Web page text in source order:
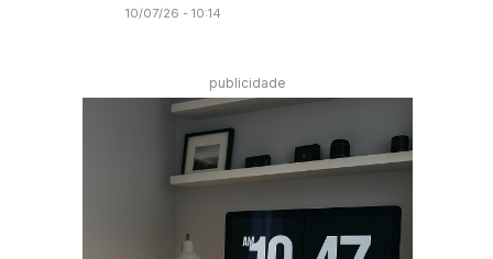
10/07/26 - 10:14
publicidade